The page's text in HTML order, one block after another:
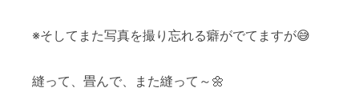
※そしてまた写真を撮り忘れる癖がでてますが😅
縫って、畳んで、また縫って～🌼